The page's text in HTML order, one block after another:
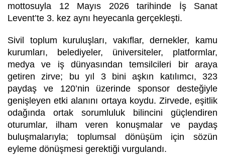
mottosuyla 12 Mayıs 2026 tarihinde İş Sanat
Levent’te 3. kez aynı heyecanla gerçekleşti.
Sivil toplum kuruluşları, vakıflar, dernekler, kamu
kurumları, belediyeler, üniversiteler, platformlar,
medya ve iş dünyasından temsilcileri bir araya
getiren zirve; bu yıl 3 bini aşkın katılımcı, 323
paydaş ve 120’nin üzerinde sponsor desteğiyle
genişleyen etki alanını ortaya koydu. Zirvede, eşitlik
odağında ortak sorumluluk bilincini güçlendiren
oturumlar, ilham veren konuşmalar ve paydaş
buluşmalarıyla; toplumsal dönüşüm için sözün
eyleme dönüşmesi gerektiği vurgulandı.